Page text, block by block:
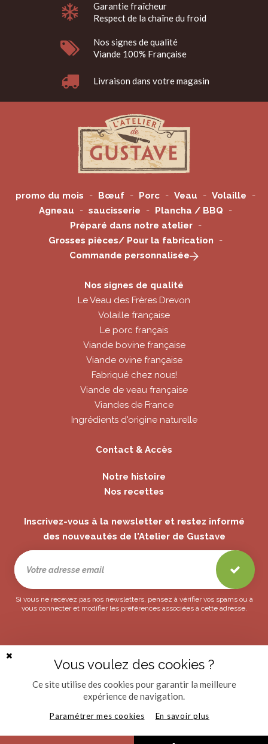
55,20€ Ajouter au panier
Garantie fraîcheur
Respect de la chaîne du froid
Nos signes de qualité
Viande 100% Française
Livraison dans votre magasin
promo du mois Bœuf Porc Veau
Volaille
Agneau
saucisserie
Plancha / BBQ
Préparé dans notre atelier
Grosses pièces/ Pour la fabrication
Commande personnalisée
Nos signes de qualité
Le Veau des Frères Drevon
Volaille française
Le porc français
Viande bovine française
Viande ovine française
Fabriqué chez nous!
Viande de veau française
Viandes de France
Ingrédients d'origine naturelle
Contact & Accès
Notre histoire
Nos recettes
Inscrivez-vous à la newsletter et restez informé
des nouveautés de l'Atelier de Gustave
Si vous ne recevez pas nos newsletters, pensez à vérifier vos spams ou à
vous connecter et modifier les préférences associées à cette adresse.
Notre politique de confidentialité
Mentions Légales
Plan du site
Créé avec passion par Pure Illusion
bannière
Vous voulez des cookies ?
Ce site utilise des cookies pour garantir la meilleure
expérience de navigation.
Paramétrer mes cookies En savoir plus